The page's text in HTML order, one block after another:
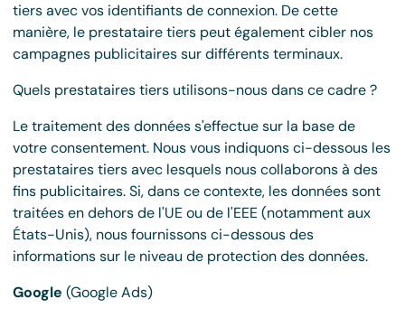
tiers avec vos identifiants de connexion. De cette
manière, le prestataire tiers peut également cibler nos
campagnes publicitaires sur différents terminaux.
Quels prestataires tiers utilisons-nous dans ce cadre ?
Le traitement des données s'effectue sur la base de
votre consentement. Nous vous indiquons ci-dessous les
prestataires tiers avec lesquels nous collaborons à des
fins publicitaires. Si, dans ce contexte, les données sont
traitées en dehors de l'UE ou de l'EEE (notamment aux
États-Unis), nous fournissons ci-dessous des
informations sur le niveau de protection des données.
Google (Google Ads)